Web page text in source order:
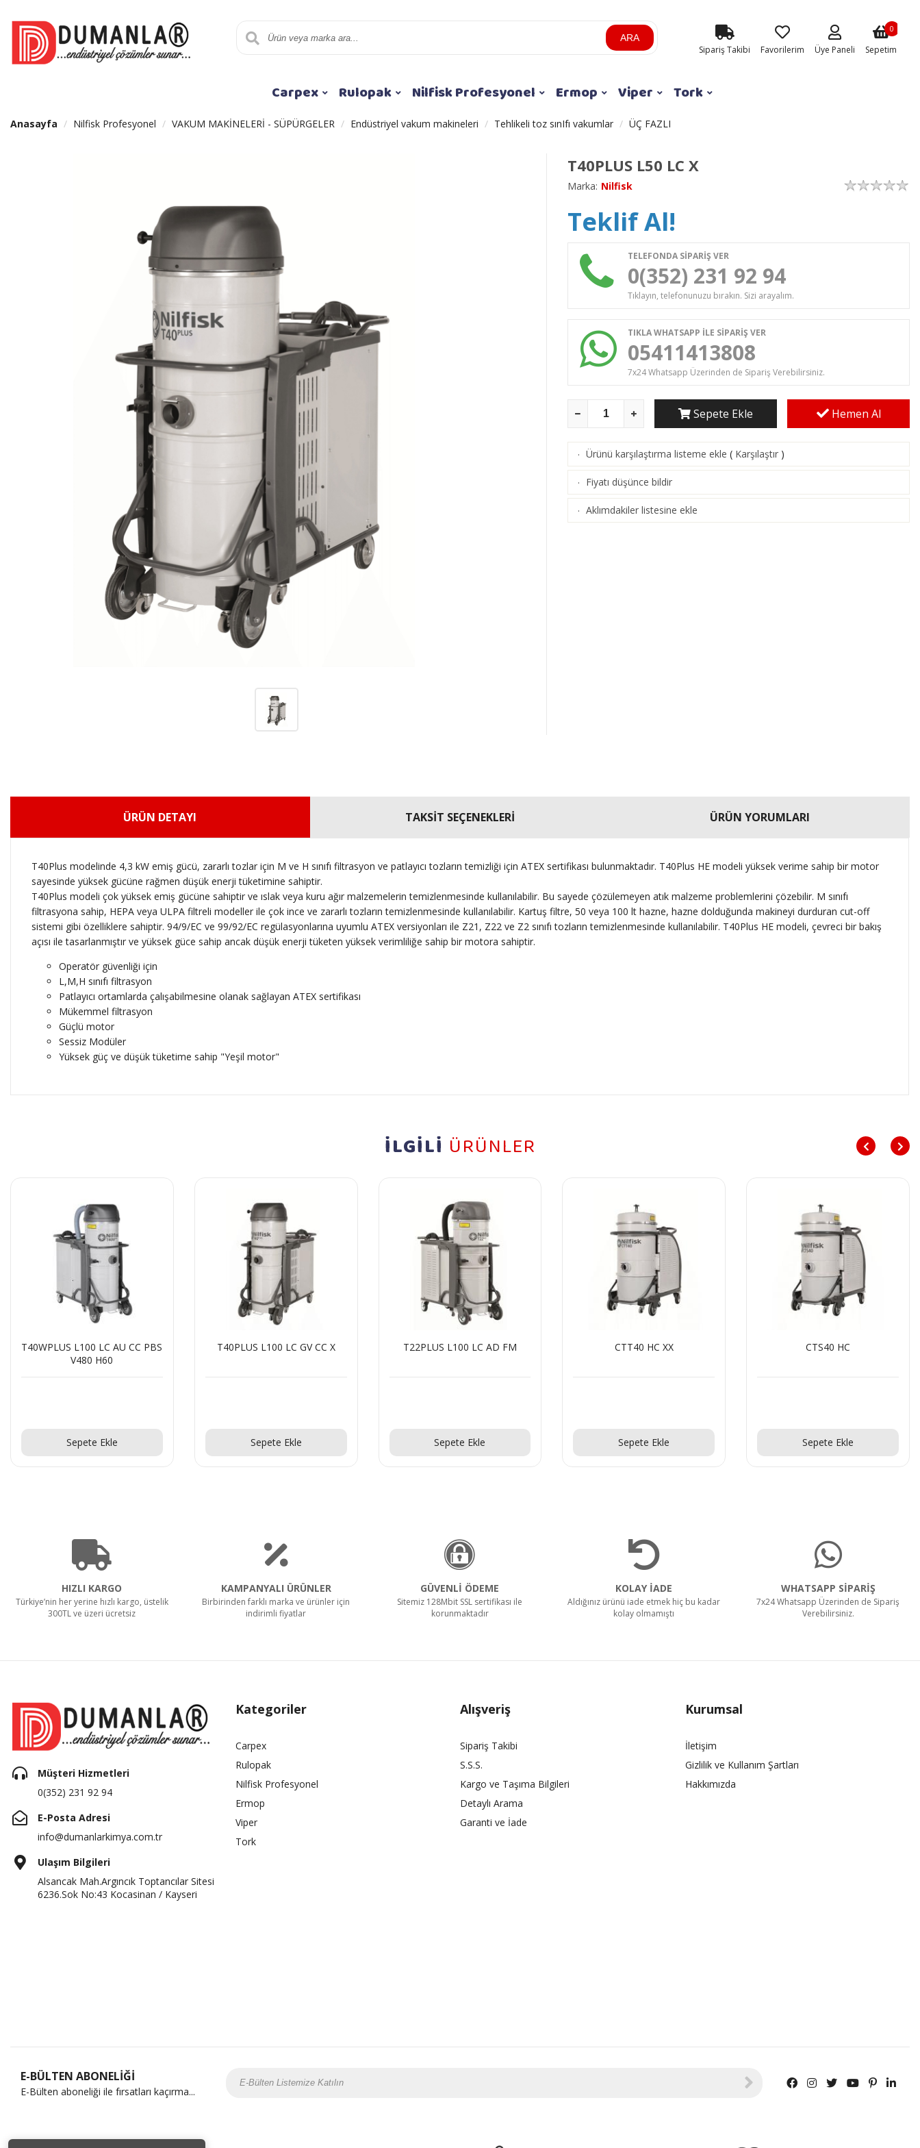
ARA
Sipariş Takibi Favorilerim Üye Paneli Sepetim
0
Carpex Rulopak Nilfisk Profesyonel Ermop Viper Tork
Anasayfa Nilfisk Profesyonel VAKUM MAKİNELERİ - SÜPÜRGELER Endüstriyel vakum makineleri Tehlikeli toz sınIfı vakumlar ÜÇ FAZLI
T40PLUS L50 LC X
Marka: Nilfisk
Teklif Al!
TELEFONDA SİPARİŞ VER
0(352) 231 92 94
Tıklayın, telefonunuzu bırakın. Sizi arayalım.
TIKLA WHATSAPP İLE SİPARİŞ VER
05411413808
7x24 Whatsapp Üzerinden de Sipariş Verebilirsiniz.
Sepete Ekle Hemen Al
· Ürünü karşılaştırma listeme ekle ( Karşılaştır )
· Fiyatı düşünce bildir
· Aklımdakiler listesine ekle
ÜRÜN DETAYI TAKSİT SEÇENEKLERİ ÜRÜN YORUMLARI
T40Plus modelinde 4,3 kW emiş gücü, zararlı tozlar için M ve H sınıfı filtrasyon ve patlayıcı tozların temizliği için ATEX sertifikası bulunmaktadır. T40Plus HE modeli yüksek verime sahip bir motor
sayesinde yüksek gücüne rağmen düşük enerji tüketimine sahiptir.
T40Plus modeli çok yüksek emiş gücüne sahiptir ve ıslak veya kuru ağır malzemelerin temizlenmesinde kullanılabilir. Bu sayede çözülemeyen atık malzeme problemlerini çözebilir. M sınıfı
filtrasyona sahip, HEPA veya ULPA filtreli modeller ile çok ince ve zararlı tozların temizlenmesinde kullanılabilir. Kartuş filtre, 50 veya 100 lt hazne, hazne dolduğunda makineyi durduran cut-off
sistemi gibi özelliklere sahiptir. 94/9/EC ve 99/92/EC regülasyonlarına uyumlu ATEX versiyonları ile Z21, Z22 ve Z2 sınıfı tozların temizlenmesinde kullanılabilir. T40Plus HE modeli, çevreci bir bakış
açısı ile tasarlanmıştır ve yüksek güce sahip ancak düşük enerji tüketen yüksek verimliliğe sahip bir motora sahiptir.
Operatör güvenliği için
L,M,H sınıfı filtrasyon
Patlayıcı ortamlarda çalışabilmesine olanak sağlayan ATEX sertifikası
Mükemmel filtrasyon
Güçlü motor
Sessiz Modüler
Yüksek güç ve düşük tüketime sahip "Yeşil motor"
İLGİLİ ÜRÜNLER
T40WPLUS L100 LC AU CC PBS
V480 H60
Sepete Ekle
T40PLUS L100 LC GV CC X
Sepete Ekle
T22PLUS L100 LC AD FM
Sepete Ekle
CTT40 HC XX
Sepete Ekle
CTS40 HC
Sepete Ekle
HIZLI KARGO
Türkiye’nin her yerine hızlı kargo, üstelik
300TL ve üzeri ücretsiz
KAMPANYALI ÜRÜNLER
Birbirinden farklı marka ve ürünler için
indirimli fiyatlar
GÜVENLİ ÖDEME
Sitemiz 128Mbit SSL sertifikası ile
korunmaktadır
KOLAY İADE
Aldığınız ürünü iade etmek hiç bu kadar
kolay olmamıştı
WHATSAPP SİPARİŞ
7x24 Whatsapp Üzerinden de Sipariş
Verebilirsiniz.
Müşteri Hizmetleri
0(352) 231 92 94
E-Posta Adresi
info@dumanlarkimya.com.tr
Ulaşım Bilgileri
Alsancak Mah.Argıncık Toptancılar Sitesi
6236.Sok No:43 Kocasinan / Kayseri
Kategoriler
Carpex
Rulopak
Nilfisk Profesyonel
Ermop
Viper
Tork
Alışveriş
Sipariş Takibi
S.S.S.
Kargo ve Taşıma Bilgileri
Detaylı Arama
Garanti ve İade
Kurumsal
İletişim
Gizlilik ve Kullanım Şartları
Hakkımızda
E-BÜLTEN ABONELİĞİ
E-Bülten aboneliği ile fırsatları kaçırma...